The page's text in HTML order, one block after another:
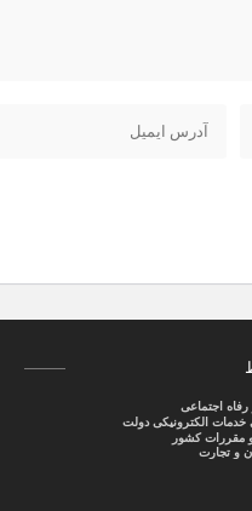
رفاه اجتماعی
خدمات الکترونیکی دولت
و مقررات کشور
و تجارت